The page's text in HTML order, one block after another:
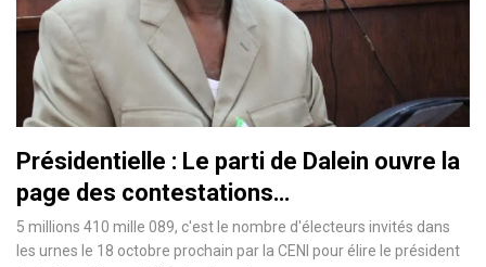
Présidentielle : Le parti de Dalein ouvre la
page des contestations…
5 millions 410 mille 089, c'est le nombre d'électeurs invités dans
les urnes le 18 octobre prochain par la CENI pour élire le président